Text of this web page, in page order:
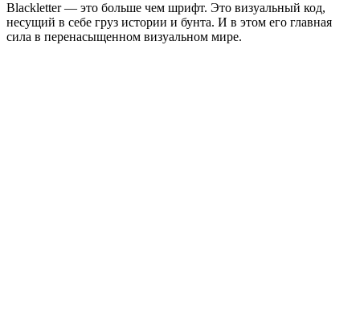
Blackletter — это больше чем шрифт. Это визуальный код,
несущий в себе груз истории и бунта. И в этом его главная
сила в перенасыщенном визуальном мире.